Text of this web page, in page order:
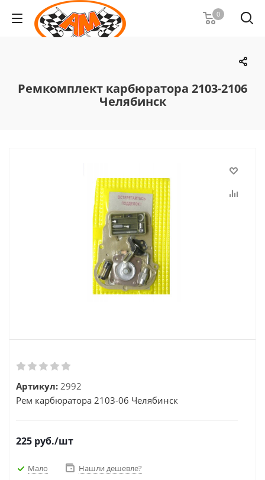
0
Ремкомплект карбюратора 2103-2106
Челябинск
Артикул: 2992
Рем карбюратора 2103-06 Челябинск
225 руб./шт
Мало Нашли дешевле?